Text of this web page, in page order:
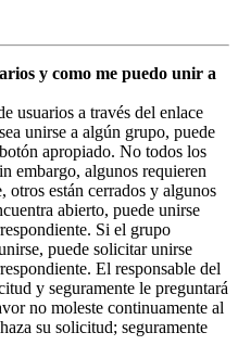
y como me puedo unir a
usuarios a través del enlace
unirse a algún grupo, puede
apropiado. No todos los
embargo, algunos requieren
otros están cerrados y algunos
abierto, puede unirse
Si el grupo
puede solicitar unirse
El responsable del
y seguramente le preguntará
no moleste continuamente al
su solicitud; seguramente